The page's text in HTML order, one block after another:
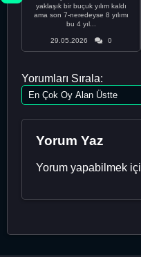
yaklaşık bir buçuk yılım kaldı
ama son 7-neredeyse 8 yılımı
bu 4 yıl...
29.05.2026 0
Yorumları Sırala:
Yorum Yaz
Yorum yapabilmek